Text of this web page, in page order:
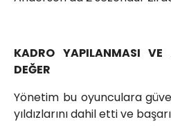
KADRO YAPILANMASI
DEĞER
Yönetim bu oyunculara
yıldızlarını dahil etti ve